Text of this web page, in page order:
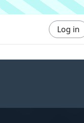
Log in